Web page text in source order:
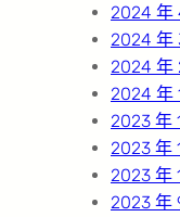
2024 年
2024 年
2024 年
2024 年
2023 年
2023 年
2023 年
2023 年